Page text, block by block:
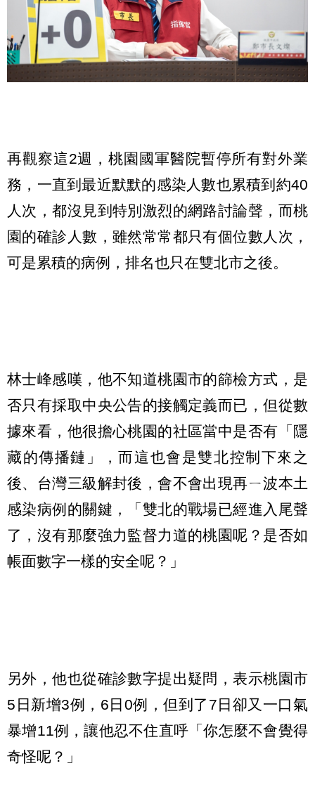
再觀察這2週，桃園國軍醫院暫停所有對外業
務，一直到最近默默的感染人數也累積到約40
人次，都沒見到特別激烈的網路討論聲，而桃
園的確診人數，雖然常常都只有個位數人次，
可是累積的病例，排名也只在雙北市之後。
林士峰感嘆，他不知道桃園市的篩檢方式，是
否只有採取中央公告的接觸定義而已，但從數
據來看，他很擔心桃園的社區當中是否有「隱
藏的傳播鏈」，而這也會是雙北控制下來之
後、台灣三級解封後，會不會出現再ㄧ波本土
感染病例的關鍵，「雙北的戰場已經進入尾聲
了，沒有那麼強力監督力道的桃園呢？是否如
帳面數字一樣的安全呢？」
另外，他也從確診數字提出疑問，表示桃園市
5日新增3例，6日0例，但到了7日卻又一口氣
暴增11例，讓他忍不住直呼「你怎麼不會覺得
奇怪呢？」